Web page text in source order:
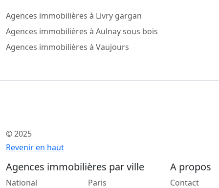
Agences immobilières à Livry gargan
Agences immobilières à Aulnay sous bois
Agences immobilières à Vaujours
© 2025
Revenir en haut
Agences immobilières par ville
National Paris
A propos
Contact